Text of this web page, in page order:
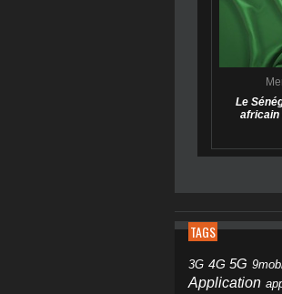
Le
africain
TAGS
3G 4G 5G
Application